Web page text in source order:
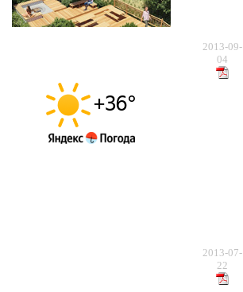
2013-09-
04
2013-07-
22